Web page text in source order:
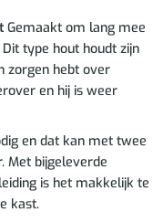
Gemaakt om lang mee
type hout houdt zijn
zorgen hebt over
en hij is weer
en dat kan met twee
Met bijgeleverde
is het makkelijk te
kast.